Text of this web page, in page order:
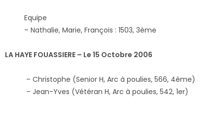
Equipe
– Nathalie, Marie, François : 1503, 3ème
LA HAYE FOUASSIERE – Le 15 Octobre 2006
– Christophe (Senior H, Arc à poulies, 566, 4ème)
– Jean-Yves (Vétéran H, Arc à poulies, 542, 1er)